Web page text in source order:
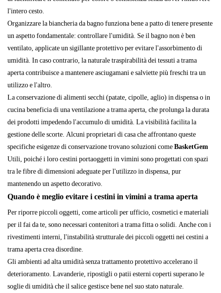
l'intero cesto.
Organizzare la biancheria da bagno funziona bene a patto di tenere presente
un aspetto fondamentale: controllare l'umidità. Se il bagno non è ben
ventilato, applicate un sigillante protettivo per evitare l'assorbimento di
umidità. In caso contrario, la naturale traspirabilità dei tessuti a trama
aperta contribuisce a mantenere asciugamani e salviette più freschi tra un
utilizzo e l'altro.
La conservazione di alimenti secchi (patate, cipolle, aglio) in dispensa o in
cucina beneficia di una ventilazione a trama aperta, che prolunga la durata
dei prodotti impedendo l'accumulo di umidità. La visibilità facilita la
gestione delle scorte. Alcuni proprietari di casa che affrontano queste
specifiche esigenze di conservazione trovano soluzioni comeBasketGem
Utili, poiché i loro cestini portaoggetti in vimini sono progettati con spazi
tra le fibre di dimensioni adeguate per l'utilizzo in dispensa, pur
mantenendo un aspetto decorativo.
Quando è meglio evitare i cestini in vimini a trama aperta
Per riporre piccoli oggetti, come articoli per ufficio, cosmetici e materiali
per il fai da te, sono necessari contenitori a trama fitta o solidi. Anche con i
rivestimenti interni, l'instabilità strutturale dei piccoli oggetti nei cestini a
trama aperta crea disordine.
Gli ambienti ad alta umidità senza trattamento protettivo accelerano il
deterioramento. Lavanderie, ripostigli o patii esterni coperti superano le
soglie di umidità che il salice gestisce bene nel suo stato naturale.